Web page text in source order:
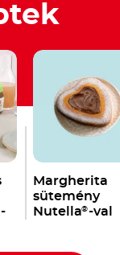
-
Margherita
sütemény
Nutella®-val